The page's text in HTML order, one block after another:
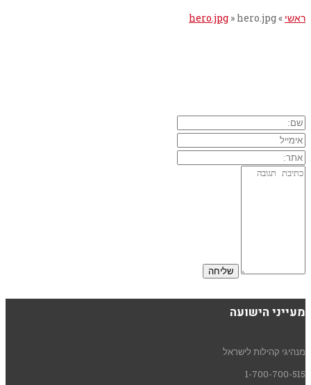
ראשי »
hero.jpg » hero.jpg
מעייני הישועה
מנהיגי קהילות לישראל
1-700-700-515